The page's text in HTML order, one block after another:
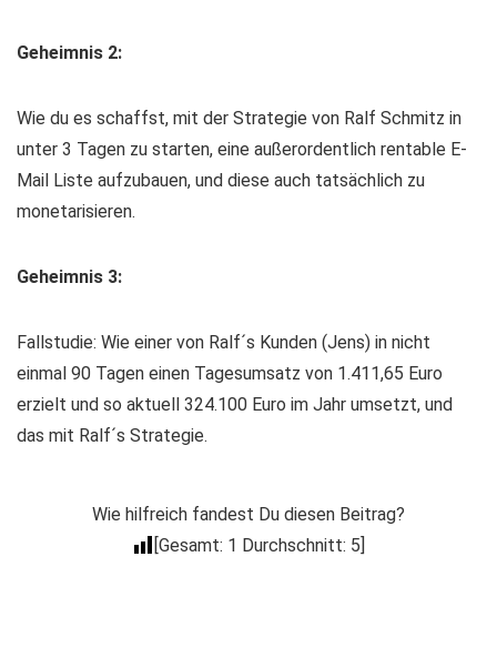
Geheimnis 2:
Wie du es schaffst, mit der Strategie von Ralf Schmitz in
unter 3 Tagen zu starten, eine außerordentlich rentable E-
Mail Liste aufzubauen, und diese auch tatsächlich zu
monetarisieren.
Geheimnis 3:
Fallstudie: Wie einer von Ralf´s Kunden (Jens) in nicht
einmal 90 Tagen einen Tagesumsatz von 1.411,65 Euro
erzielt und so aktuell 324.100 Euro im Jahr umsetzt, und
das mit Ralf´s Strategie.
Wie hilfreich fandest Du diesen Beitrag?
[Gesamt: 1 Durchschnitt: 5]